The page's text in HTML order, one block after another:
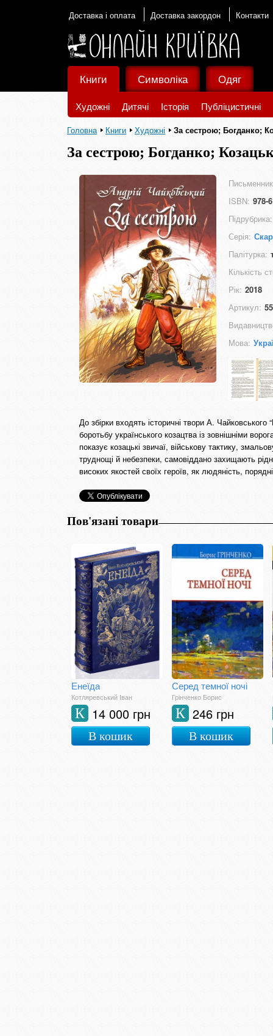
Доставка і оплата Доставка закордон Контакти
Книги
Художні Дитячі Історія Публіцистичні
Символіка Одяг
Головна Книги Художні За сестрою; Богданко;
За сестрою; Богданко;
ISBN: 978-
Підрубрика:
Серія:
Палітурка:
Кількість
Рік: 2018
Артикул:
Мова:
До збірки входять історичні твори А.
боротьбу українського козацтва із зовнішніми
показує козацькі звичаї, військову тактику,
труднощі й небезпеки, самовіддано захищають
високих якостей своїх героїв, як людяність,
Пов'язані товари
Енеїда
Котляревський Іван
14 000 грн
К
В кошик
Серед темної ночі
Грінченко Борис
246 грн
К
В кошик